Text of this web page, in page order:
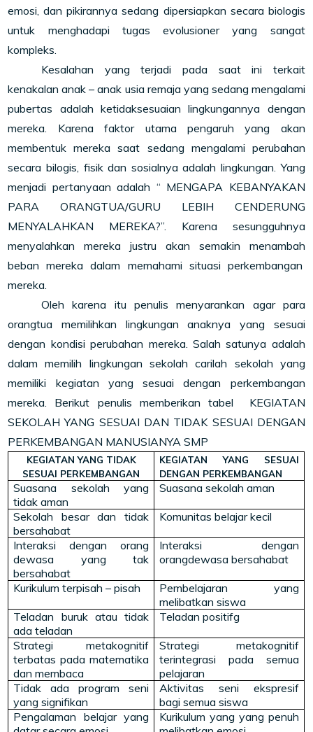
emosi, dan pikirannya sedang dipersiapkan secara biologis
untuk menghadapi tugas evolusioner yang sangat
kompleks.
Kesalahan yang terjadi pada saat ini terkait
kenakalan anak – anak usia remaja yang sedang mengalami
pubertas adalah ketidaksesuaian lingkungannya dengan
mereka. Karena faktor utama pengaruh yang akan
membentuk mereka saat sedang mengalami perubahan
secara bilogis, fisik dan sosialnya adalah lingkungan. Yang
menjadi pertanyaan adalah “ MENGAPA KEBANYAKAN
PARA ORANGTUA/GURU LEBIH CENDERUNG
MENYALAHKAN MEREKA?”. Karena sesungguhnya
menyalahkan mereka justru akan semakin menambah
beban mereka dalam memahami situasi perkembangan
mereka.
Oleh karena itu penulis menyarankan agar para
orangtua memilihkan lingkungan anaknya yang sesuai
dengan kondisi perubahan mereka. Salah satunya adalah
dalam memilih lingkungan sekolah carilah sekolah yang
memiliki kegiatan yang sesuai dengan perkembangan
mereka. Berikut penulis memberikan tabel KEGIATAN
SEKOLAH YANG SESUAI DAN TIDAK SESUAI DENGAN
PERKEMBANGAN MANUSIANYA SMP
KEGIATAN YANG TIDAK
SESUAI PERKEMBANGAN
KEGIATAN YANG SESUAI
DENGAN PERKEMBANGAN
Suasana sekolah yang
tidak aman
Suasana sekolah aman
Sekolah besar dan tidak
bersahabat
Komunitas belajar kecil
Interaksi dengan orang
dewasa yang tak
bersahabat
Interaksi dengan
orangdewasa bersahabat
Kurikulum terpisah – pisah
Pembelajaran yang
melibatkan siswa
Teladan buruk atau tidak
ada teladan
Teladan positifg
Strategi metakognitif
terbatas pada matematika
dan membaca
Strategi metakognitif
terintegrasi pada semua
pelajaran
Tidak ada program seni
yang signifikan
Aktivitas seni ekspresif
bagi semua siswa
Pengalaman belajar yang
Kurikulum yang yang penuh